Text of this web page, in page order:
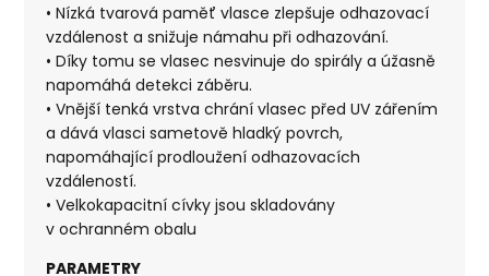
• Nízká tvarová paměť vlasce zlepšuje odhazovací
vzdálenost a snižuje námahu při odhazování.
• Díky tomu se vlasec nesvinuje do spirály a úžasně
napomáhá detekci záběru.
• Vnější tenká vrstva chrání vlasec před UV zářením
a dává vlasci sametově hladký povrch,
napomáhající prodloužení odhazovacích
vzdáleností.
• Velkokapacitní cívky jsou skladovány
v ochranném obalu
PARAMETRY